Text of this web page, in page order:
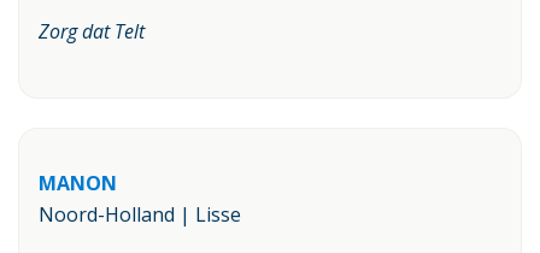
Zorg dat Telt
MANON
Noord-Holland | Lisse